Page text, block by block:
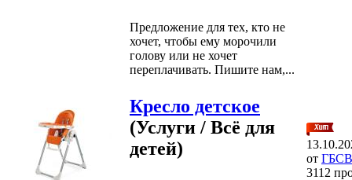
Предложение для тех, кто не
хочет, чтобы ему морочили
голову или не хочет
переплачивать. Пишите нам,...
Кресло детское
(Услуги / Всё для
детей)
от ГБСВ
3112